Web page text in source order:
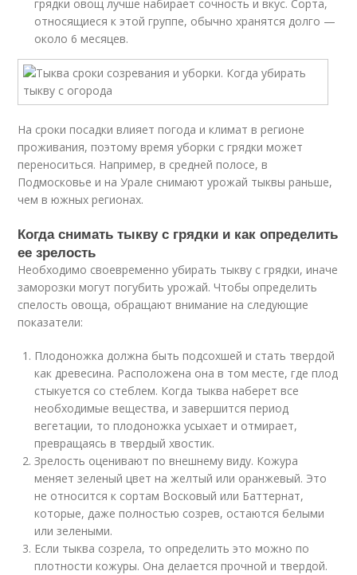
грядки овощ лучше набирает сочность и вкус. Сорта,
относящиеся к этой группе, обычно хранятся долго —
около 6 месяцев.
На сроки посадки влияет погода и климат в регионе
проживания, поэтому время уборки с грядки может
переноситься. Например, в средней полосе, в
Подмосковье и на Урале снимают урожай тыквы раньше,
чем в южных регионах.
Когда снимать тыкву с грядки и как определить
ее зрелость
Необходимо своевременно убирать тыкву с грядки, иначе
заморозки могут погубить урожай. Чтобы определить
спелость овоща, обращают внимание на следующие
показатели:
Плодоножка должна быть подсохшей и стать твердой
как древесина. Расположена она в том месте, где плод
стыкуется со стеблем. Когда тыква наберет все
необходимые вещества, и завершится период
вегетации, то плодоножка усыхает и отмирает,
превращаясь в твердый хвостик.
Зрелость оценивают по внешнему виду. Кожура
меняет зеленый цвет на желтый или оранжевый. Это
не относится к сортам Восковый или Баттернат,
которые, даже полностью созрев, остаются белыми
или зелеными.
Если тыква созрела, то определить это можно по
плотности кожуры. Она делается прочной и твердой.